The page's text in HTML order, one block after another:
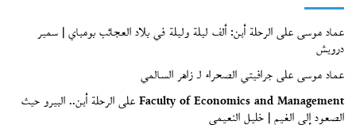
عماد موسىعلىالرحلة أين: ألف ليلة وليلة في بلاد العجائب بومباي | سمير
درويش
عماد موسىعلىجرافيتي الصحراء لـ زاهر السالمي
Faculty of Economics and Managementعلىالرحلة أين.. البيرو حيث
الصعود إلى الغيم | خليل النعيمي